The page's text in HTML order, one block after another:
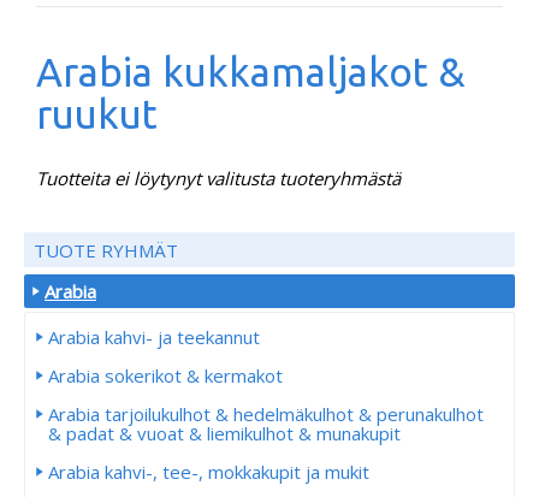
Arabia kukkamaljakot &
ruukut
Tuotteita ei löytynyt valitusta tuoteryhmästä
TUOTE RYHMÄT
Arabia
Arabia kahvi- ja teekannut
Arabia sokerikot & kermakot
Arabia tarjoilukulhot & hedelmäkulhot & perunakulhot
& padat & vuoat & liemikulhot & munakupit
Arabia kahvi-, tee-, mokkakupit ja mukit